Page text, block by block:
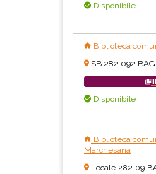
Disponibile
Biblioteca
SB 282.092 BAG
Disponibile
Biblioteca
Marchesana
Locale 282.09